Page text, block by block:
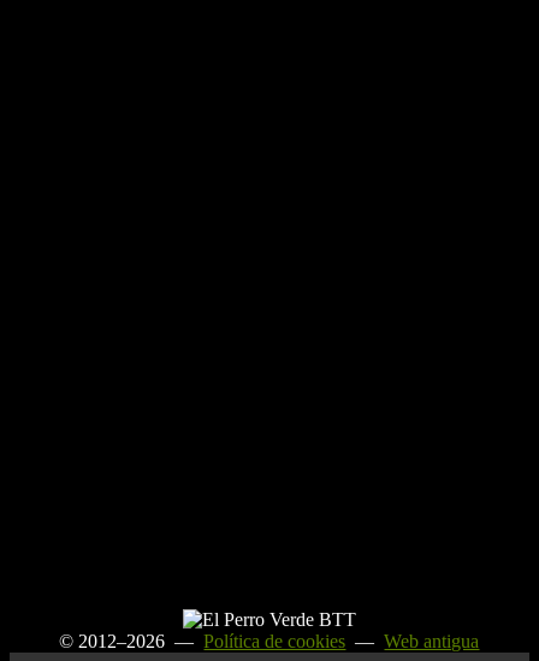
© 2012–2026 —Política de cookies —Web antigua